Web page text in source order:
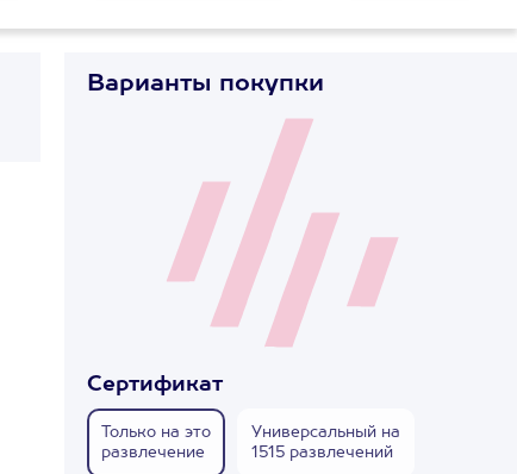
Варианты покупки
Сертификат
Только на это
развлечение
Универсальный на
1515 развлечений